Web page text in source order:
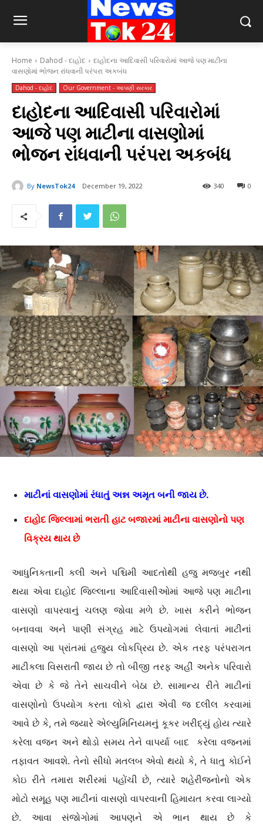
Home Dahod - દાહોદ
દાહોદના આદિવાસી પરિવારોમાં આજે પણ માટીના
વાસણોમાં ભોજન રાંધવાની પરંપરા અકબંધ
Dahod - દાહોદ Our Government - આપણી સરકાર
દાહોદના આદિવાસી પરિવારોમાં
આજે પણ માટીના વાસણોમાં
ભોજન રાંધવાની પરંપરા અકબંધ
By NewsTok24 December 19, 2022 0
340
માટીનાં વાસણોમાં રંધાતું અન્ન અમૃત બની જાય છે.
દાહોદ જિલ્લામાં ભરાતી હાટ બજારમાં માટીના વાસણોનો પણ
વિક્રય થાય છે
આધુનિકતાની કલી અને પશ્ચિમી આદતોથી હજુ મજબુર નથી
થયા એવા દાહોદ જિલ્લાના આદિવાસીઓમાં આજે પણ માટીના
વાસણો વાપરવાનું ચલણ જોવા મળે છે. ખાસ કરીને ભોજન
બનાવવા અને પાણી સંગ્રહ માટે ઉપયોગમાં લેવાતાં માટીનાં
વાસણો આ પ્રાંતમાં હજુય લોકપ્રિય છે. એક તરફ પરંપરાગત
માટીકલા વિસરાતી જાય છે તો બીજી તરફ અહીં અનેક પરિવારો
એવા છે કે જે તેને સાચવીને બેઠા છે. સામાન્ય રીતે માટીનાં
વાસણોનો ઉપયોગ કરતા લોકો દ્વારા એવી જ દલીલ કરવામાં
આવે છે કે, તમે જયારે એલ્યુમિનિયમનું કૂકર ખરીદ્યું હોય ત્યારે
કરેલા વજન અને થોડો સમય તેને વાપર્યા બાદ કરેલા વજનમાં
તફાવત આવશે. તેનો સીધો મતલબ એવો થયો કે, તે ધાતુ કોઈને
કોઇ રીતે તમારા શરીરમાં પહોંચી છે, ત્યારે શહેરીજનોનો એક
મોટો સમૂહ પણ માટીનાં વાસણો વાપરવાની હિમાયત કરવા લાગ્યો
છે. આવા સંજોગોમાં આપણને એ ભાન થાય છે કે